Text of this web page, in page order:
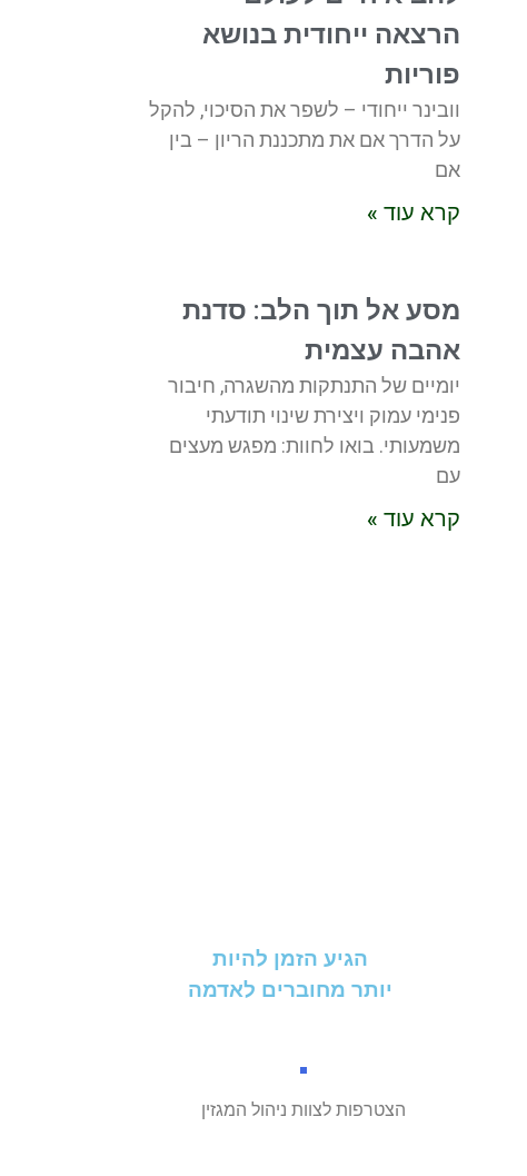
הרצאה ייחודית בנושא
פוריות
וובינר ייחודי – לשפר את הסיכוי, להקל
על הדרך אם את מתכננת הריון – בין
אם
קרא עוד »
מסע אל תוך הלב: סדנת
אהבה עצמית
יומיים של התנתקות מהשגרה, חיבור
פנימי עמוק ויצירת שינוי תודעתי
משמעותי. בואו לחוות: מפגש מעצים
עם
קרא עוד »
הגיע הזמן להיות
יותר מחוברים לאדמה
הצטרפות לצוות ניהול המגזין